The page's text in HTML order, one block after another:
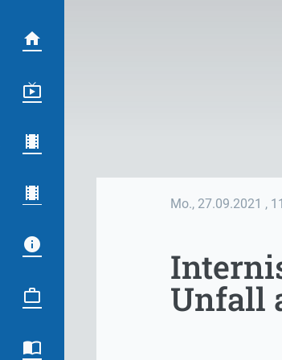
Mo., 27.09.2021 ,
Unfall